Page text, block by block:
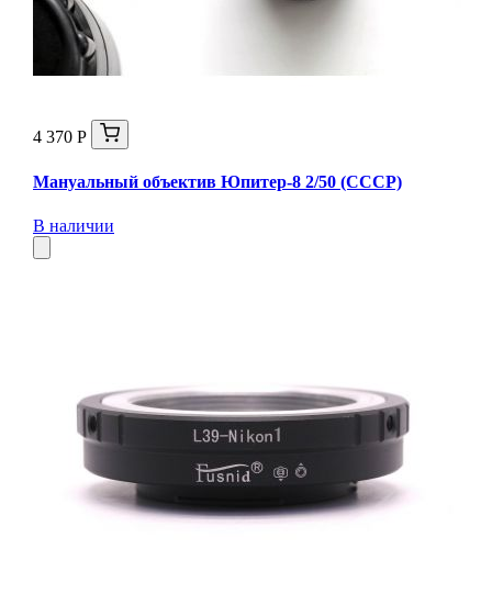
4 370 Р
Мануальный объектив Юпитер-8 2/50 (СССР)
В наличии